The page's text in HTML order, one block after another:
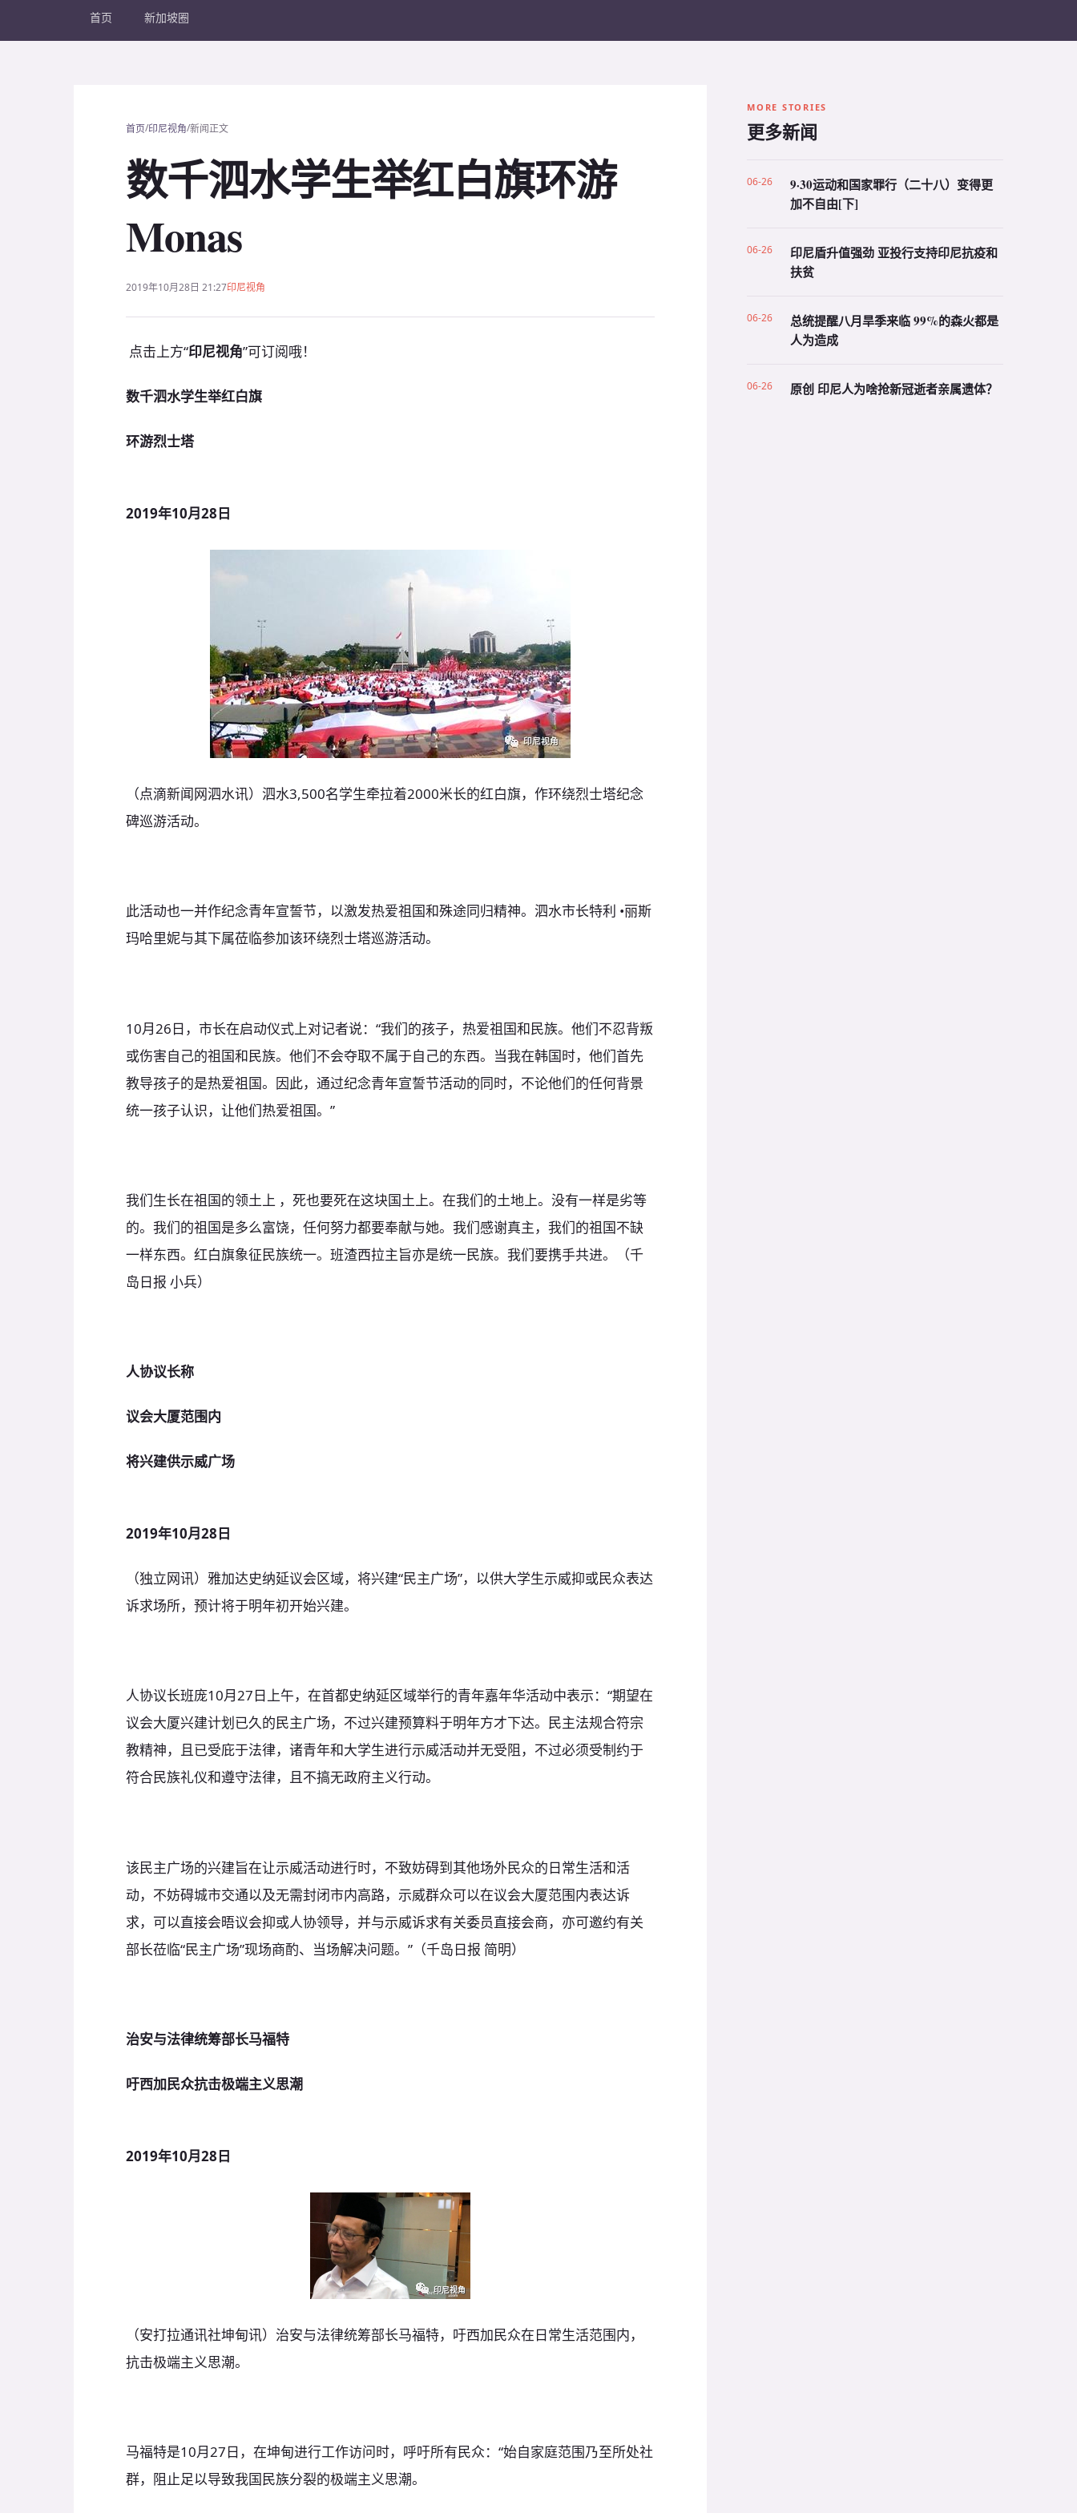
首页 新加坡圈
首页/印尼视角/新闻正文
数千泗水学生举红白旗环游
Monas
2019年10月28日 21:27印尼视角
点击上方“印尼视角”可订阅哦！
数千泗水学生举红白旗
环游烈士塔
2019年10月28日
（点滴新闻网泗水讯）泗水3,500名学生牵拉着2000米长的红白旗，作环绕烈士塔纪念
碑巡游活动。
此活动也一并作纪念青年宣誓节，以激发热爱祖国和殊途同归精神。泗水市长特利 •丽斯
玛哈里妮与其下属莅临参加该环绕烈士塔巡游活动。
10月26日，市长在启动仪式上对记者说：“我们的孩子，热爱祖国和民族。他们不忍背叛
或伤害自己的祖国和民族。他们不会夺取不属于自己的东西。当我在韩国时，他们首先
教导孩子的是热爱祖国。因此，通过纪念青年宣誓节活动的同时，不论他们的任何背景
统一孩子认识，让他们热爱祖国。”
我们生长在祖国的领土上 ，死也要死在这块国土上。在我们的土地上。没有一样是劣等
的。我们的祖国是多么富饶，任何努力都要奉献与她。我们感谢真主，我们的祖国不缺
一样东西。红白旗象征民族统一。班渣西拉主旨亦是统一民族。我们要携手共进。（千
岛日报 小兵）
人协议长称
议会大厦范围内
将兴建供示威广场
2019年10月28日
（独立网讯）雅加达史纳延议会区域，将兴建“民主广场”，以供大学生示威抑或民众表达
诉求场所，预计将于明年初开始兴建。
人协议长班庞10月27日上午，在首都史纳延区域举行的青年嘉年华活动中表示：“期望在
议会大厦兴建计划已久的民主广场，不过兴建预算料于明年方才下达。民主法规合符宗
教精神，且已受庇于法律，诸青年和大学生进行示威活动并无受阻，不过必须受制约于
符合民族礼仪和遵守法律，且不搞无政府主义行动。
该民主广场的兴建旨在让示威活动进行时，不致妨碍到其他场外民众的日常生活和活
动，不妨碍城市交通以及无需封闭市内高路，示威群众可以在议会大厦范围内表达诉
求，可以直接会晤议会抑或人协领导，并与示威诉求有关委员直接会商，亦可邀约有关
部长莅临“民主广场”现场商酌、当场解决问题。”（千岛日报 简明）
治安与法律统筹部长马福特
吁西加民众抗击极端主义思潮
2019年10月28日
（安打拉通讯社坤甸讯）治安与法律统筹部长马福特，吁西加民众在日常生活范围内，
抗击极端主义思潮。
马福特是10月27日，在坤甸进行工作访问时，呼吁所有民众：“始自家庭范围乃至所处社
群，阻止足以导致我国民族分裂的极端主义思潮。
MORE STORIES
更多新闻
06-26
9·30运动和国家罪行（二十八）变得更
加不自由[下]
06-26
印尼盾升值强劲 亚投行支持印尼抗疫和
扶贫
06-26
总统提醒八月旱季来临 99%的森火都是
人为造成
06-26 原创 印尼人为啥抢新冠逝者亲属遗体？